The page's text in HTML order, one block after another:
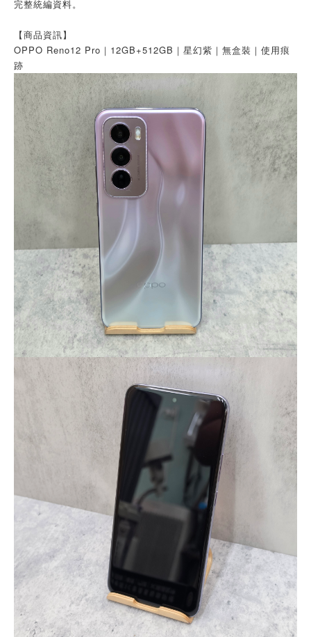
完整統編資料。
【商品資訊】
OPPO Reno12 Pro｜12GB+512GB｜星幻紫｜無盒裝｜使用痕
跡